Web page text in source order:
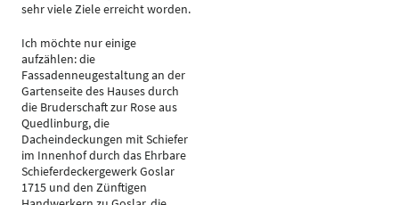
sehr viele Ziele erreicht worden.
Ich möchte nur einige
aufzählen: die
Fassadenneugestaltung an der
Gartenseite des Hauses durch
die Bruderschaft zur Rose aus
Quedlinburg, die
Dacheindeckungen mit Schiefer
im Innenhof durch das Ehrbare
Schieferdeckergewerk Goslar
1715 und den Zünftigen